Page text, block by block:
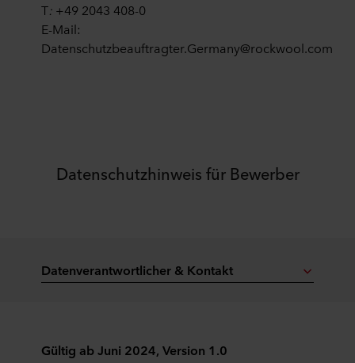
T: +49 2043 408-0
E-Mail:
Datenschutzbeauftragter.Germany@rockwool.com
Datenschutzhinweis für Bewerber
Datenverantwortlicher & Kontakt
Gültig ab Juni 2024, Version 1.0